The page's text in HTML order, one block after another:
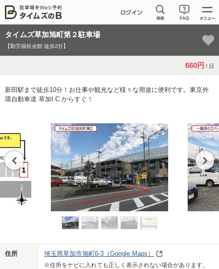
タイムズ草加旭町第２駐車場
【勤労福祉会館 徒歩2分】
660円 / 日
新田駅まで徒歩10分！お仕事や観光など様々な用途に便利です。東京外
環自動車道 草加I.C.からすぐ！
Previo
住所 埼玉県草加市旭町6-3 （Google Maps）
※住所をナビに入れても正しく表示されない場合があります。